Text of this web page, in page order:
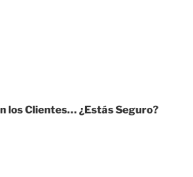
los Clientes… ¿Estás Seguro?